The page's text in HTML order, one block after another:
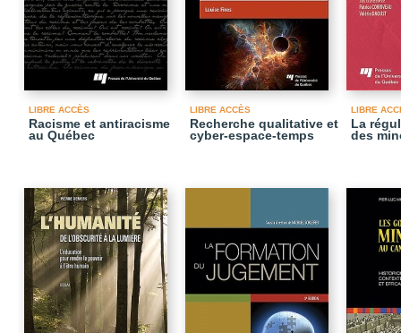
LIBRE ACCÈS
Racisme et antiracisme
au Québec
LIBRE ACCÈS
Recherche qualitative et
cyber-espace-temps
LIBRE
La
des